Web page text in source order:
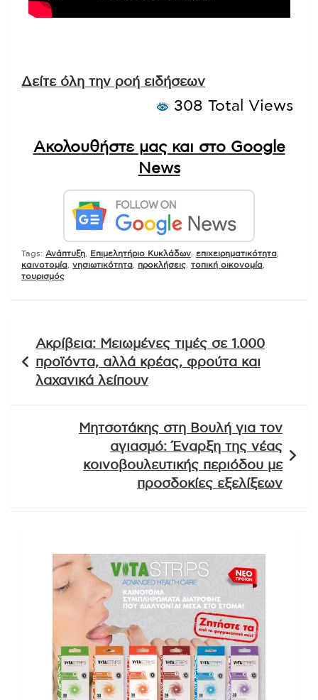
Δείτε όλη την ροή ειδήσεων
308 Total Views
Ακολουθήστε μας και στο Google
News
Tags: Ανάπτυξη Επιμελητήριο Κυκλάδων επιχειρηματικότητα
καινοτομία νησιωτικότητα προκλήσεις τοπική οικονομία
τουρισμός
άρθρων
Ακρίβεια: Μειωμένες τιμές σε 1.000
προϊόντα, αλλά κρέας, φρούτα και
λαχανικά λείπουν
Μητσοτάκης στη Βουλή για τον
αγιασμό: Έναρξη της νέας
κοινοβουλευτικής περιόδου με
προσδοκίες εξελίξεων